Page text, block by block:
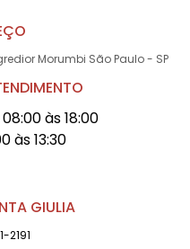
Morumbi São Paulo - SP
às 18:00
às 13:30
GIULIA
2191